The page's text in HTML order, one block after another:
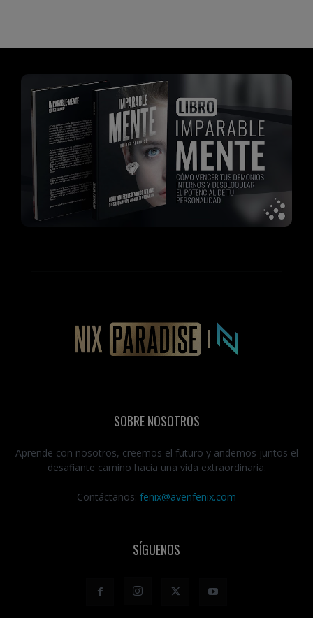
SOBRE NOSOTROS
Aprende con nosotros, creemos el futuro y andemos juntos el
desafiante camino hacia una vida extraordinaria.
Contáctanos: fenix@avenfenix.com
SÍGUENOS